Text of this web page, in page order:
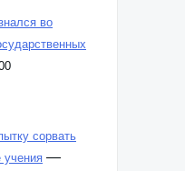
во
сорвать